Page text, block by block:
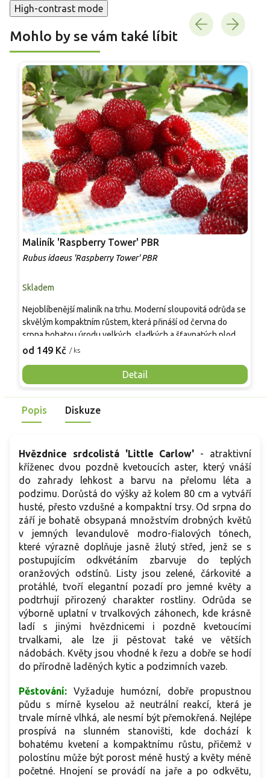
High-contrast mode
Mohlo by se vám také líbit
Maliník 'Raspberry Tower' PBR
Rubus idaeus 'Raspberry Tower' PBR
Skladem
od 149 Kč / ks
Detail
Nejoblíbenější maliník na trhu. Moderní sloupovitá odrůda se
skvělým kompaktním růstem, která přináší od června do
srpna bohatou úrodu velkých, sladkých a šťavnatých plodů.
Pevné vzpřímené výhony tvoří elegantní habitus bez
Mrazuvzdornost do −25 °C a spolehlivá vitalita z něj dělají
skvělou volbu pro každého pěstitele.
Popis Diskuze
Hvězdnice srdcolistá 'Little Carlow' - atraktivní
kříženec dvou pozdně kvetoucích aster, který vnáší
do zahrady lehkost a barvu na přelomu léta a
podzimu. Dorůstá do výšky až kolem 80 cm a vytváří
husté, přesto vzdušné a kompaktní trsy. Od srpna do
září je bohatě obsypaná množstvím drobných květů
v jemných levandulově modro-fialových tónech,
které výrazně doplňuje jasně žlutý střed, jenž se s
postupujícím odkvétáním zbarvuje do teplých
oranžových odstínů. Listy jsou zelené, čárkovité a
protáhlé, tvoří elegantní pozadí pro jemné květy a
podtrhují přirozený charakter rostliny. Odrůda se
výborně uplatní v trvalkových záhonech, kde krásně
ladí s jinými hvězdnicemi i pozdně kvetoucími
trvalkami, ale lze ji pěstovat také ve větších
nádobách. Květy jsou vhodné k řezu a dobře se hodí
do přírodně laděných kytic a podzimních vazeb.
Pěstování:
Vyžaduje humózní, dobře propustnou
půdu s mírně kyselou až neutrální reakcí, která je
trvale mírně vlhká, ale nesmí být přemokřená. Nejlépe
prospívá na slunném stanovišti, kde dochází k
bohatému kvetení a kompaktnímu růstu, přičemž v
polostínu může být porost méně hustý a květy méně
početné. Hnojení se provádí na jaře a po odkvětu,